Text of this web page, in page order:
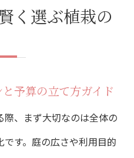
く選ぶ植栽の
予算の立て方ガイド
、まず大切なのは全体の
す。庭の広さや利用目的